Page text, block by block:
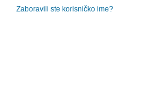
Zaboravili ste korisničko ime?